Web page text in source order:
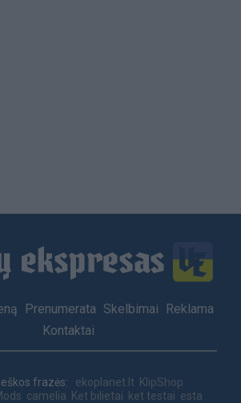
Prenumerata Skelbimai
Reklama
Kontaktai
frazės: ekoplanet.lt KlipShop
camelia Ket bilietai ket testai esta